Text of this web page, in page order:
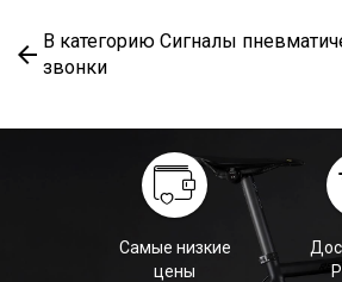
В категорию Сигналы
звонки
Самые низкие
цены